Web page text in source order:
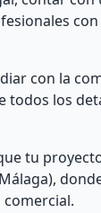
con la
todos los
tu